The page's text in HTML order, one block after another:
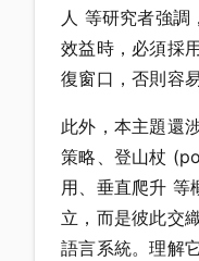
人 等研究者強調
效益時，必須採
復窗口，否則容
此外，本主題還
策略、登山杖
用、垂直爬升 等
立，而是彼此交
語言系統。理解